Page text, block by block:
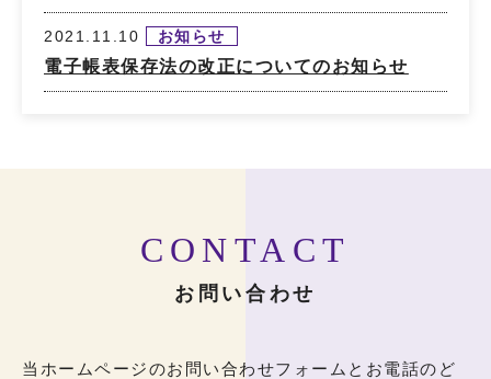
2021.11.10 お知らせ
電子帳表保存法の改正についてのお知らせ
CONTACT
お問い合わせ
当ホームページのお問い合わせフォームとお電話のど